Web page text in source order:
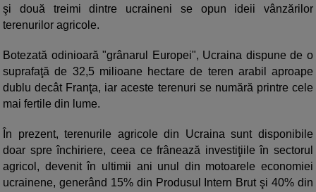
şi două treimi dintre ucraineni se opun ideii vânzărilor
terenurilor agricole.
Botezată odinioară "grânarul Europei", Ucraina dispune de o
suprafaţă de 32,5 milioane hectare de teren arabil aproape
dublu decât Franţa, iar aceste terenuri se numără printre cele
mai fertile din lume.
În prezent, terenurile agricole din Ucraina sunt disponibile
doar spre închiriere, ceea ce frânează investiţiile în sectorul
agricol, devenit în ultimii ani unul din motoarele economiei
ucrainene, generând 15% din Produsul Intern Brut şi 40% din